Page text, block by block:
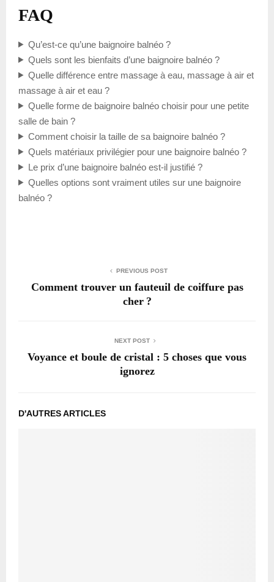
FAQ
Qu’est-ce qu’une baignoire balnéo ?
Quels sont les bienfaits d’une baignoire balnéo ?
Quelle différence entre massage à eau, massage à air et
massage à air et eau ?
Quelle forme de baignoire balnéo choisir pour une petite
salle de bain ?
Comment choisir la taille de sa baignoire balnéo ?
Quels matériaux privilégier pour une baignoire balnéo ?
Le prix d’une baignoire balnéo est-il justifié ?
Quelles options sont vraiment utiles sur une baignoire
balnéo ?
PREVIOUS POST
Comment trouver un fauteuil de coiffure pas
cher ?
NEXT POST
Voyance et boule de cristal : 5 choses que vous
ignorez
D'AUTRES ARTICLES